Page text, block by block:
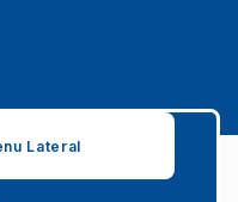
Lateral